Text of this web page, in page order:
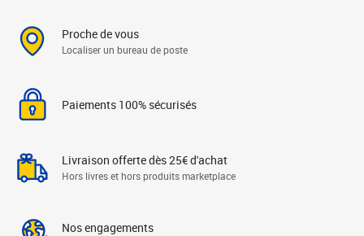
Proche de vous
Localiser un bureau de poste
Paiements 100% sécurisés
Livraison offerte dès 25€ d'achat
Hors livres et hors produits marketplace
Nos engagements